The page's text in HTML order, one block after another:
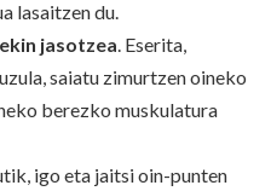
lasaitzen du.
jasotzea. Eserita,
saiatu zimurtzen oineko
berezko muskulatura
igo eta jaitsi oin-punten